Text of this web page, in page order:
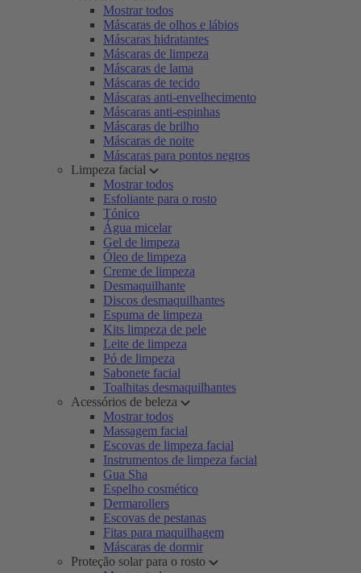
Mostrar todos
Máscaras de olhos e lábios
Máscaras hidratantes
Máscaras de limpeza
Máscaras de lama
Máscaras de tecido
Máscaras anti-envelhecimento
Máscaras anti-espinhas
Máscaras de brilho
Máscaras de noite
Máscaras para pontos negros
Limpeza facial
Mostrar todos
Esfoliante para o rosto
Tónico
Água micelar
Gel de limpeza
Óleo de limpeza
Creme de limpeza
Desmaquilhante
Discos desmaquilhantes
Espuma de limpeza
Kits limpeza de pele
Leite de limpeza
Pó de limpeza
Sabonete facial
Toalhitas desmaquilhantes
Acessórios de beleza
Mostrar todos
Massagem facial
Escovas de limpeza facial
Instrumentos de limpeza facial
Gua Sha
Espelho cosmético
Dermarollers
Escovas de pestanas
Fitas para maquilhagem
Máscaras de dormir
Proteção solar para o rosto